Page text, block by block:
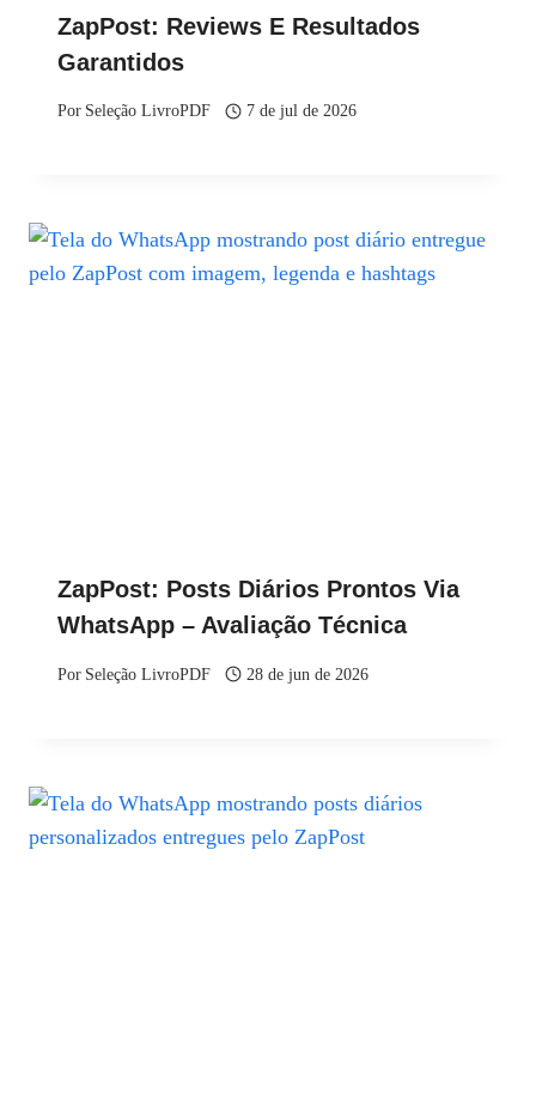
ZapPost: Reviews E Resultados
Garantidos
Por Seleção LivroPDF 7 de jul de 2026
ZapPost: Posts Diários Prontos Via
WhatsApp – Avaliação Técnica
Por Seleção LivroPDF 28 de jun de 2026